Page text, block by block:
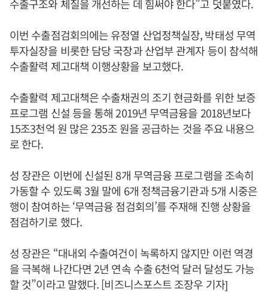
수출구조와 체질을 개선하는 데 힘써야 한다”고 덧붙였다.
이번 수출점검회의에는 유정열 산업정책실장, 박태성 무역
투자실장을 비롯한 담당 국장과 산업부 관계자 등이 참석해
수출활력 제고대책 이행상황을 보고했다.
수출활력 제고대책은 수출채권의 조기 현금화를 위한 보증
프로그램 신설 등을 통해 2019년 무역금융을 2018년보다
15조3천억 원 많은 235조 원을 공급하는 것을 주요 내용으
로 한다.
성 장관은 이번에 신설된 8개 무역금융 프로그램을 조속히
가동할 수 있도록 3월 말에 6개 정책금융기관과 5개 시중은
행이 참여하는 ‘무역금융 점검회의’를 주재해 진행 상황을
점검하기로 했다.
성 장관은 “대내외 수출여건이 녹록하지 않지만 이런 역경
을 극복해 나간다면 2년 연속 수출 6천억 달러 달성도 가능
할 것”이라고 말했다. [비즈니스포스트 조장우 기자]